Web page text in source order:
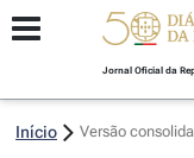
Jornal Oficial da
Início Versão